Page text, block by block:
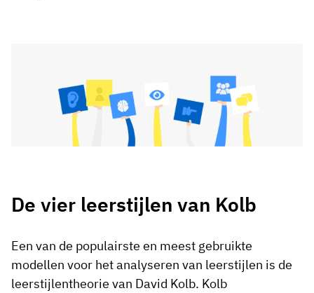
De vier leerstijlen van Kolb
Een van de populairste en meest gebruikte
modellen voor het analyseren van leerstijlen is de
leerstijlentheorie van David Kolb. Kolb